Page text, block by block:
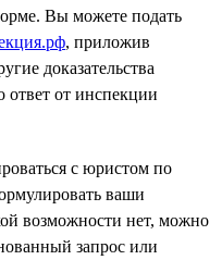
Вы можете подать
, приложив
доказательства
от инспекции
с юристом по
ваши
возможности нет, можно
запрос или